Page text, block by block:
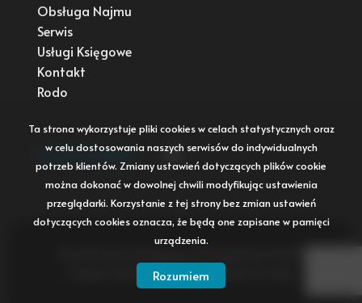
Obsługa Najmu
Serwis
Usługi Księgowe
Kontakt
Rodo
social media Facebook
Program dla biur nieruchomości
Ta strona wykorzystuje pliki cookies w celach statystycznych oraz
w celu dostosowania naszych serwisów do indywidualnych
potrzeb klientów. Zmiany ustawień dotyczących plików cookie
można dokonać w dowolnej chwili modyfikując ustawienia
przeglądarki. Korzystanie z tej strony bez zmian ustawień
dotyczących cookies oznacza, że będą one zapisane w pamięci
urządzenia.
Rozumiem